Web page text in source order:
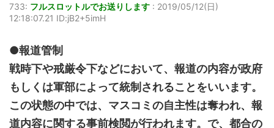
733: フルスロットルでお送りします : 2019/05/12(日)
12:18:07.21 ID:jB2+5imH
●報道管制
戦時下や戒厳令下などにおいて、報道の内容が政府
もしくは軍部によって統制されることをいいます。
この状態の中では、マスコミの自主性は奪われ、報
道内容に関する事前検閲が行われます。で、都合の